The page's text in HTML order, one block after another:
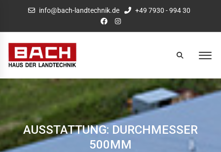
info@bach-landtechnik.de +49 7930 - 994 30
AUSSTATTUNG: DURCHMESSER
500MM